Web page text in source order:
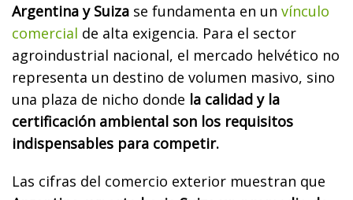
Argentina y Suiza se fundamenta en un vínculo
comercial de alta exigencia. Para el sector
agroindustrial nacional, el mercado helvético no
representa un destino de volumen masivo, sino
una plaza de nicho donde la calidad y la
certificación ambiental son los requisitos
indispensables para competir.
Las cifras del comercio exterior muestran que